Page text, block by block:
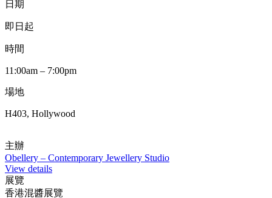
日期
即日起
時間
11:00am – 7:00pm
場地
H403, Hollywood
主辦
Obellery – Contemporary Jewellery Studio
View details
展覽
香港混醬展覽